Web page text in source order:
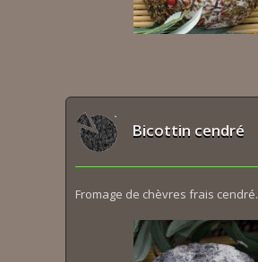
Bicottin cendré
Fromage de chèvres frais cendré.